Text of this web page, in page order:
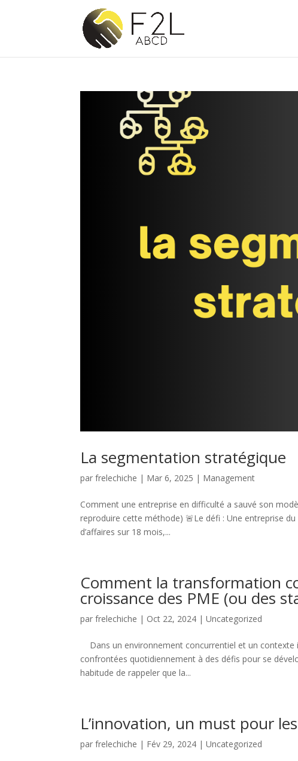
La segmentation stratégique
parfrelechiche | Mar 6, 2025 | Management
Comment une entreprise en difficulté a sauvé son
reproduire cette méthode) 🚨Le défi : Une entreprise
d’affaires sur 18 mois,...
Comment la transformation
croissance des PME (ou des
parfrelechiche | Oct 22, 2024 |Uncategorized
Dans un environnement concurrentiel et un contexte
confrontées quotidiennement à des défis pour se
habitude de rappeler que la...
L’innovation, un must pour
parfrelechiche | Fév 29, 2024 |Uncategorized